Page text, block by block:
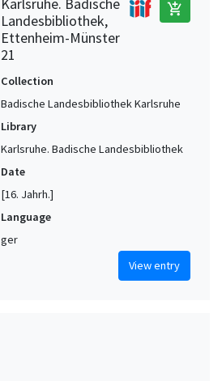
Landesbibliothek,
Ettenheim-Münster
21
add_shopping_cart
Collection
Badische Landesbibliothek Karlsruhe
Library
Karlsruhe. Badische Landesbibliothek
Date
[16. Jahrh.]
Language
ger
View entry